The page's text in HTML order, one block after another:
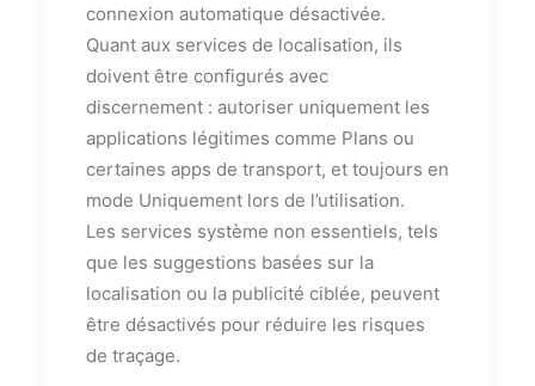
connexion automatique désactivée.
Quant aux services de localisation, ils
doivent être configurés avec
discernement : autoriser uniquement les
applications légitimes comme Plans ou
certaines apps de transport, et toujours en
mode Uniquement lors de l’utilisation.
Les services système non essentiels, tels
que les suggestions basées sur la
localisation ou la publicité ciblée, peuvent
être désactivés pour réduire les risques
de traçage.